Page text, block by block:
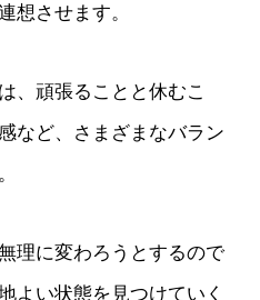
想させます。
、頑張ることと休むこ
など、さまざまなバラン
理に変わろうとするので
よい状態を見つけていく